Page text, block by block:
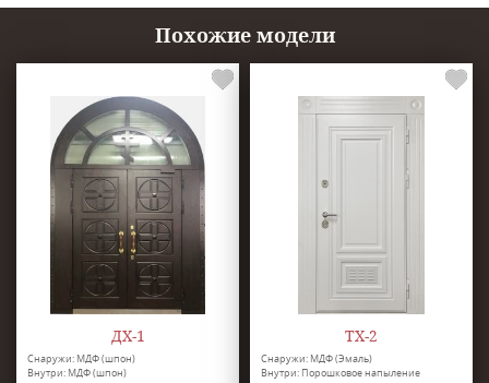
Похожие модели
ДХ-1
Снаружи: МДФ (шпон)
Внутри: МДФ (шпон)
ТХ-2
Снаружи: МДФ (Эмаль)
Внутри: Порошковое напыление